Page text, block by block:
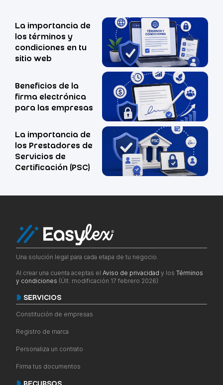
La importancia de
los términos y
condiciones en tu
sitio web
Beneficios de la
firma electrónica
para las empresas
La importancia de
los Prestadores de
Servicios de
Certificación (PSC)
Una solución legal para cada etapa de tu negocio.
Al crear una cuenta aceptas el Aviso de privacidad y los Términos
y condiciones (Últ. modificación 17 febrero 2026)
SERVICIOS
Constitución de empresas
Registro de marca
Personaliza un contrato
Firma tus documentos